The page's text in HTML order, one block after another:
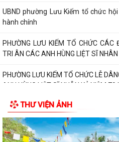
UBND phường Lưu Kiếm tổ chức
hành chính
PHƯỜNG LƯU KIẾM TỔ CHỨC CÁC
TRI ÂN CÁC ANH HÙNG LIỆT SĨ NHÂN
PHƯỜNG LƯU KIẾM TỔ CHỨC LỄ
ANH HÙNG LIỆT SĨ NHÂN KỶ NIỆM 79
QUY ĐỊNH SỐ 208-QĐ/TW VỀ THI
Báo Đại biểu nhân dân đưa tin:
nâng cao hiệu quả hoạt động...
THƯ VIỆN ẢNH